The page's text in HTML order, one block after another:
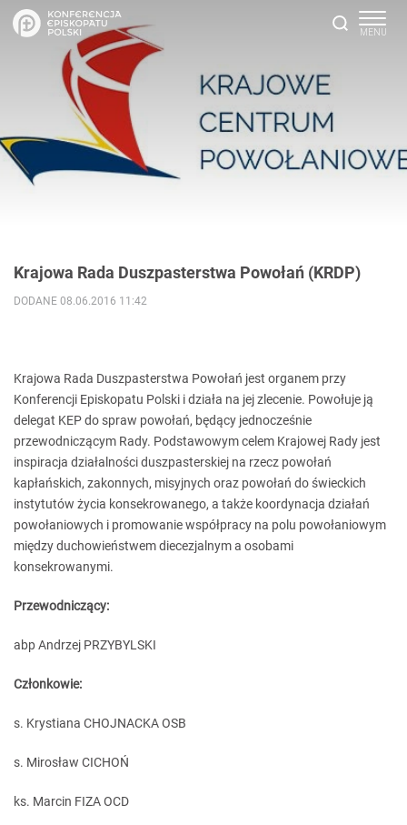
Krajowa Rada Duszpasterstwa Powołań (KRDP)
DODANE 08.06.2016 11:42
Krajowa Rada Duszpasterstwa Powołań jest organem przy
Konferencji Episkopatu Polski i działa na jej zlecenie. Powołuje ją
delegat KEP do spraw powołań, będący jednocześnie
przewodniczącym Rady. Podstawowym celem Krajowej Rady jest
inspiracja działalności duszpasterskiej na rzecz powołań
kapłańskich, zakonnych, misyjnych oraz powołań do świeckich
instytutów życia konsekrowanego, a także koordynacja działań
powołaniowych i promowanie współpracy na polu powołaniowym
między duchowieństwem diecezjalnym a osobami
konsekrowanymi.
Przewodniczący:
abp Andrzej PRZYBYLSKI
Członkowie:
s. Krystiana CHOJNACKA OSB
s. Mirosław CICHOŃ
ks. Marcin FIZA OCD